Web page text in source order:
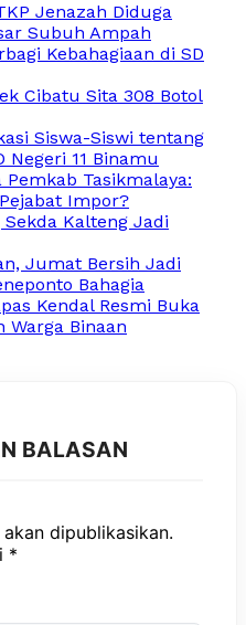
Jenazah Diduga
Subuh Ampah
Kebahagiaan di SD
Cibatu Sita 308 Botol
Siswa-Siswi tentang
Negeri 11 Binamu
Tasikmalaya:
Impor?
Kalteng Jadi
Jumat Bersih Jadi
Bahagia
Kendal Resmi Buka
Warga Binaan
BALASAN
dipublikasikan.
*